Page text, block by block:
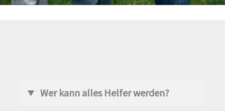
Wer kann alles Helfer werden?